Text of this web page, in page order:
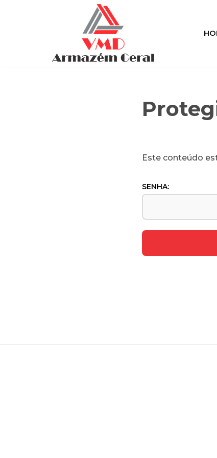
Este conteúdo
SENHA: